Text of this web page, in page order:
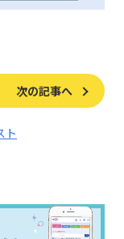
次の記事へ
ト